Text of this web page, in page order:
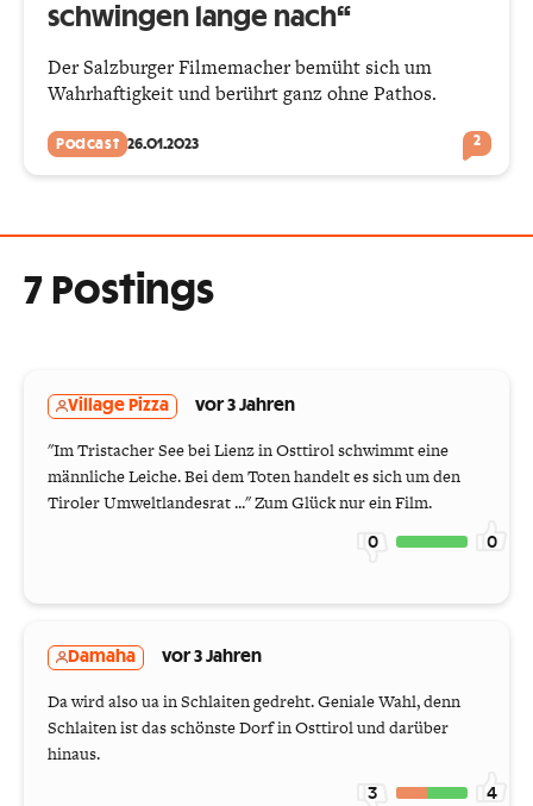
schwingen lange nach“
Der Salzburger Filmemacher bemüht sich um
Wahrhaftigkeit und berührt ganz ohne Pathos.
Podcast 26.01.2023 2
7 Postings
Village Pizza vor 3 Jahren
"Im Tristacher See bei Lienz in Osttirol schwimmt eine
männliche Leiche. Bei dem Toten handelt es sich um den
Tiroler Umweltlandesrat ..." Zum Glück nur ein Film.
0 0
Damaha vor 3 Jahren
Da wird also ua in Schlaiten gedreht. Geniale Wahl, denn
Schlaiten ist das schönste Dorf in Osttirol und darüber
hinaus.
3 4